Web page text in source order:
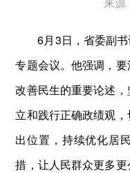
6月3日，省委副
专题会议。他强调，
改善民生的重要论述
立和践行正确政绩观
出位置，持续优化居
措，让人民群众更多